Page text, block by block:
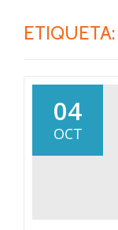
ETIQUETA:
04
OCT